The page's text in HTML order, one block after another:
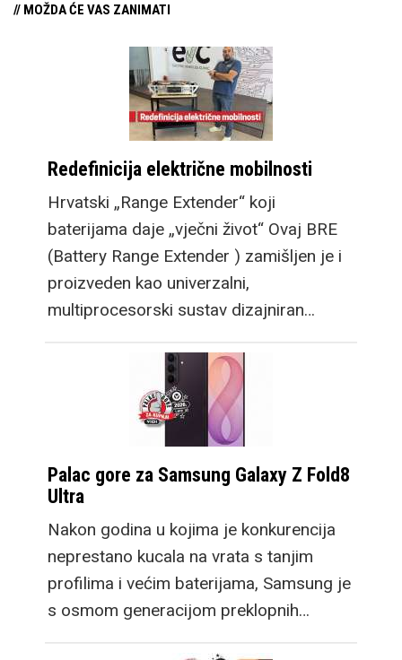
// MOŽDA ĆE VAS ZANIMATI
Redefinicija električne mobilnosti
Hrvatski „Range Extender“ koji
baterijama daje „vječni život“ Ovaj BRE
(Battery Range Extender ) zamišljen je i
proizveden kao univerzalni,
multiprocesorski sustav dizajniran…
Palac gore za Samsung Galaxy Z Fold8
Ultra
Nakon godina u kojima je konkurencija
neprestano kucala na vrata s tanjim
profilima i većim baterijama, Samsung je
s osmom generacijom preklopnih…